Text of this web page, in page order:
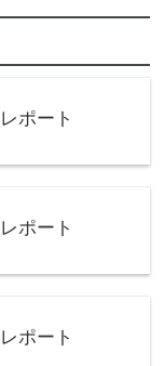
ポート
ポート
ポート